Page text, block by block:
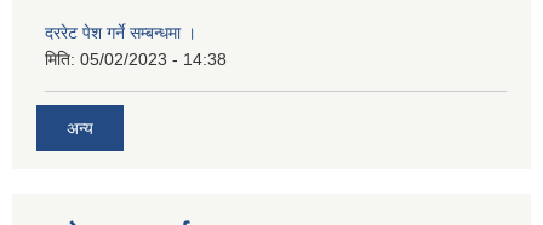
दररेट पेश गर्ने सम्बन्धमा ।
मिति: 05/02/2023 - 14:38
अन्य